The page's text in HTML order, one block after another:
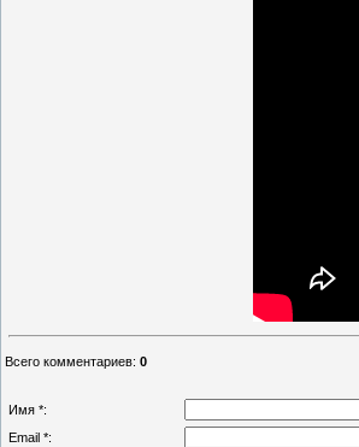
Всего комментариев: 0
Имя *:
Email *: